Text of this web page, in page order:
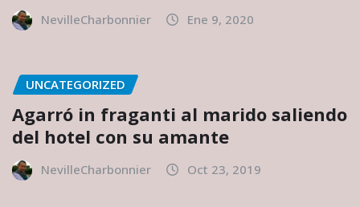
NevilleCharbonnier Ene 9, 2020
UNCATEGORIZED
Agarró in fraganti al marido saliendo
del hotel con su amante
NevilleCharbonnier Oct 23, 2019